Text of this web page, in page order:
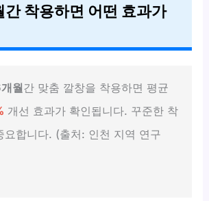
간 착용하면 어떤 효과가
월간 맞춤 깔창을 착용하면 평균
개선 효과가 확인됩니다. 꾸준한 착
요합니다. (출처: 인천 지역 연구